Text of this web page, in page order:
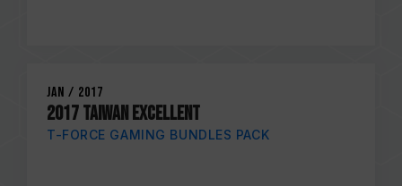
Jan / 2017
2017 TAIWAN EXCELLENT
T-FORCE GAMING BUNDLES PACK